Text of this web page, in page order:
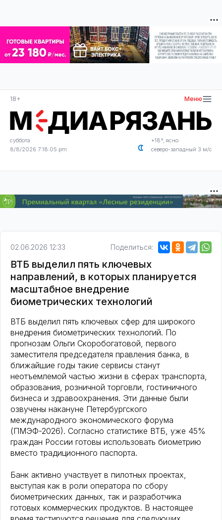
18+ Меню
суббота
8/8/2026 7:18:05 pm
+18°, ясно
северо-западный 3 м/с
02.06.2026 12:33 Поделиться:
ВТБ выделил пять ключевых
направлений, в которых планируется
масштабное внедрение
биометрических технологий
ВТБ выделил пять ключевых сфер для широкого
внедрения биометрических технологий. По
прогнозам Ольги Скоробогатовой, первого
заместителя председателя правления банка, в
ближайшие годы такие сервисы станут
неотъемлемой частью жизни в сферах транспорта,
образования, розничной торговли, гостиничного
бизнеса и здравоохранения. Эти данные были
озвучены накануне Петербургского
международного экономического форума
(ПМЭФ-2026). Согласно статистике ВТБ, уже 45%
граждан России готовы использовать биометрию
вместо традиционного паспорта.
Банк активно участвует в пилотных проектах,
выступая как в роли оператора по сбору
биометрических данных, так и разработчика
готовых коммерческих продуктов. В настоящее